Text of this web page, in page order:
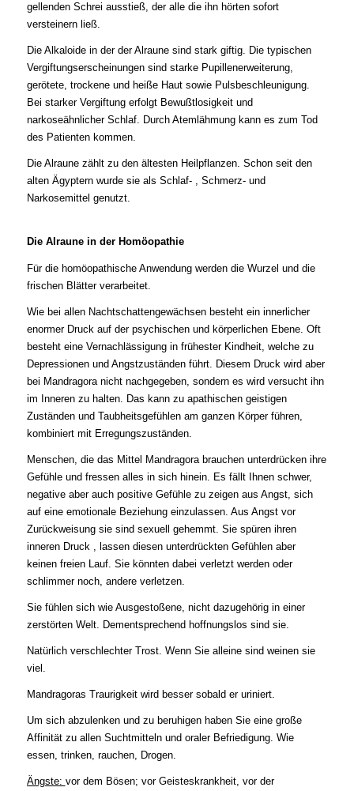
gellenden Schrei ausstieß, der alle die ihn hörten sofort
versteinern ließ.
Die Alkaloide in der der Alraune sind stark giftig. Die typischen
Vergiftungserscheinungen sind starke Pupillenerweiterung,
gerötete, trockene und heiße Haut sowie Pulsbeschleunigung.
Bei starker Vergiftung erfolgt Bewußtlosigkeit und
narkoseähnlicher Schlaf. Durch Atemlähmung kann es zum Tod
des Patienten kommen.
Die Alraune zählt zu den ältesten Heilpflanzen. Schon seit den
alten Ägyptern wurde sie als Schlaf- , Schmerz- und
Narkosemittel genutzt.
Die Alraune in der Homöopathie
Für die homöopathische Anwendung werden die Wurzel und die
frischen Blätter verarbeitet.
Wie bei allen Nachtschattengewächsen besteht ein innerlicher
enormer Druck auf der psychischen und körperlichen Ebene. Oft
besteht eine Vernachlässigung in frühester Kindheit, welche zu
Depressionen und Angstzuständen führt. Diesem Druck wird aber
bei Mandragora nicht nachgegeben, sondern es wird versucht ihn
im Inneren zu halten. Das kann zu apathischen geistigen
Zuständen und Taubheitsgefühlen am ganzen Körper führen,
kombiniert mit Erregungszuständen.
Menschen, die das Mittel Mandragora brauchen unterdrücken ihre
Gefühle und fressen alles in sich hinein. Es fällt Ihnen schwer,
negative aber auch positive Gefühle zu zeigen aus Angst, sich
auf eine emotionale Beziehung einzulassen. Aus Angst vor
Zurückweisung sie sind sexuell gehemmt. Sie spüren ihren
inneren Druck , lassen diesen unterdrückten Gefühlen aber
keinen freien Lauf. Sie könnten dabei verletzt werden oder
schlimmer noch, andere verletzen.
Sie fühlen sich wie Ausgestoßene, nicht dazugehörig in einer
zerstörten Welt. Dementsprechend hoffnungslos sind sie.
Natürlich verschlechter Trost. Wenn Sie alleine sind weinen sie
viel.
Mandragoras Traurigkeit wird besser sobald er uriniert.
Um sich abzulenken und zu beruhigen haben Sie eine große
Affinität zu allen Suchtmitteln und oraler Befriedigung. Wie
essen, trinken, rauchen, Drogen.
Ängste: vor dem Bösen; vor Geisteskrankheit, vor der